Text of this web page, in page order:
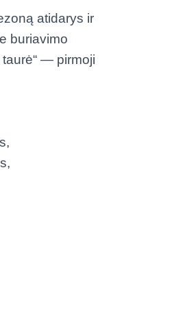
atidarys ir
buriavimo
— pirmoji